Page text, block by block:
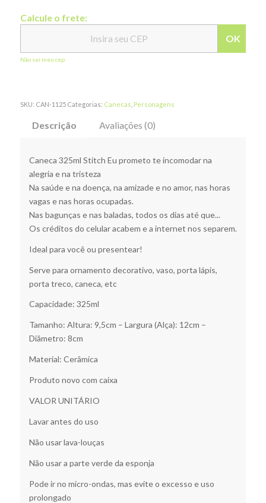
Calcule o frete:
OK
Não sei meu cep
SKU: CAN-1125 Categorias: Canecas Personagens
Descrição Avaliações (0)
Caneca 325ml Stitch Eu prometo te incomodar na
alegria e na tristeza
Na saúde e na doença, na amizade e no amor, nas horas
vagas e nas horas ocupadas.
Nas bagunças e nas baladas, todos os dias até que...
Os créditos do celular acabem e a internet nos separem.
Ideal para você ou presentear!
Serve para ornamento decorativo, vaso, porta lápis,
porta treco, caneca, etc
Capacidade: 325ml
Tamanho: Altura: 9,5cm – Largura (Alça): 12cm –
Diâmetro: 8cm
Material: Cerâmica
Produto novo com caixa
VALOR UNITÁRIO
Lavar antes do uso
Não usar lava-louças
Não usar a parte verde da esponja
Pode ir no micro-ondas, mas evite o excesso e uso
prolongado